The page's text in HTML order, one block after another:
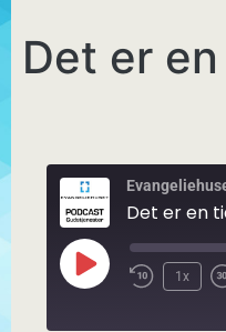
Det er
Det er en
1x